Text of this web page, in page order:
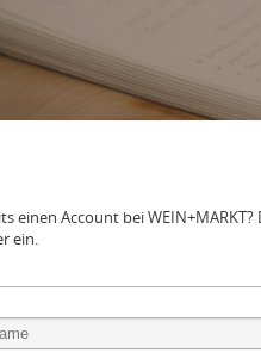
einen Account bei
ein.